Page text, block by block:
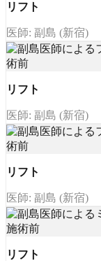
リフト
医師: 副島 (新宿)
リフト
医師: 副島 (新宿)
リフト
医師: 副島 (新宿)
リフト